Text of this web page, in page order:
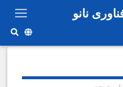
نانو